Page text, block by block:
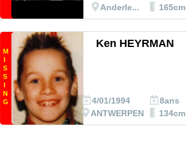
Anderle...
165cm
M
I
S
S
I
N
G
Ken HEYRMAN
4/01/1994
ANTWERPEN
8ans
134cm